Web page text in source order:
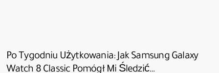
Po Tygodniu Użytkowania: Jak Samsung Galaxy
Watch 8 Classic Pomógł Mi Śledzić…